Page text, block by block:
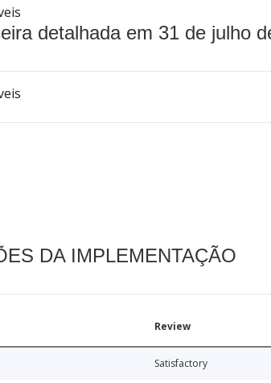
detalhada em 31 de julho
DA IMPLEMENTAÇÃO
Review
Satisfactory